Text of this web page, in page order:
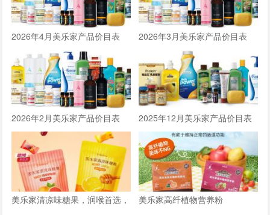
2026年4月美乐家产品价目表 2026年3月美乐家产品价目表
2026年2月美乐家产品价目表 2025年12月美乐家产品价目表
美乐家清凉味糖果，润喉首选，
美乐家高纤植物营养粉